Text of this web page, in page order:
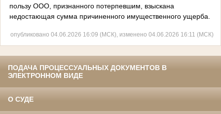
пользу ООО, признанного потерпевшим, взыскана
недостающая сумма причиненного имущественного ущерба.
опубликовано 04.06.2026 16:09 (МСК), изменено 04.06.2026 16:11 (МСК)
ПОДАЧА ПРОЦЕССУАЛЬНЫХ ДОКУМЕНТОВ В
ЭЛЕКТРОННОМ ВИДЕ
О СУДЕ